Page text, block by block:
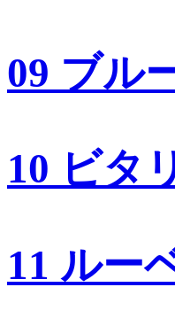
09 ブル
10 ビタ
11 ルー